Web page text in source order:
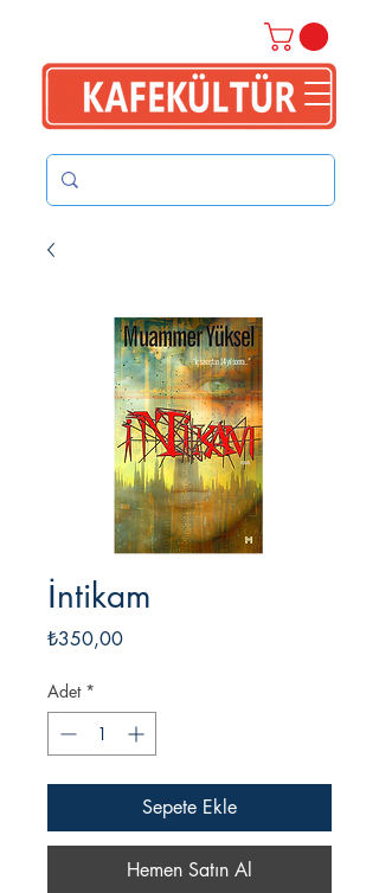
İntikam
₺350,00Fiyat
Adet *
Sepete Ekle
Hemen Satın Al